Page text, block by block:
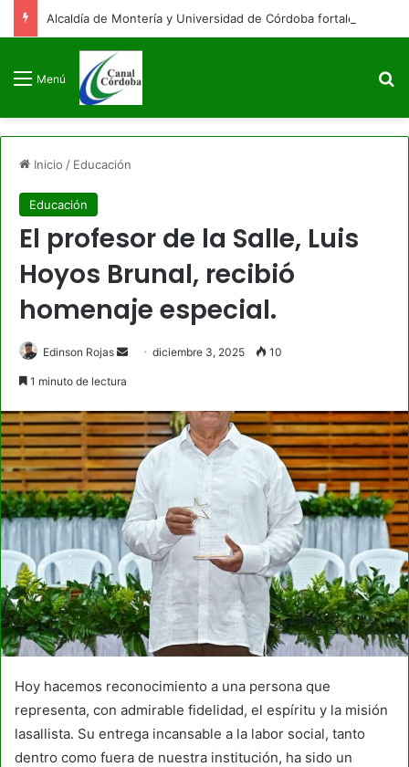
Menú
Inicio / Educación
Educación
El profesor de la Salle, Luis
Hoyos Brunal, recibió
homenaje especial.
Edinson Rojas
Senddiciembre 3, 2025 10
1 minuto de lectura
Hoy hacemos reconocimiento a una persona que
representa, con admirable fidelidad, el espíritu y la misión
lasallista. Su entrega incansable a la labor social, tanto
dentro como fuera de nuestra institución, ha sido un